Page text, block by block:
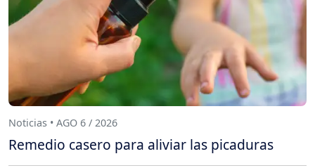
Noticias • AGO 6 / 2026
Remedio casero para aliviar las picaduras